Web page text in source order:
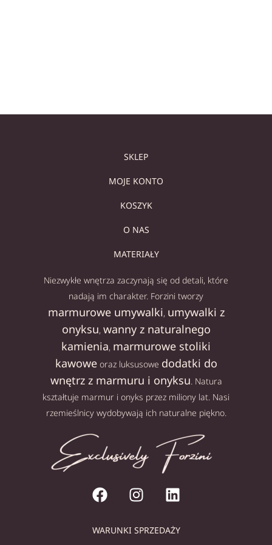
SKLEP
MOJE KONTO
KOSZYK
O NAS
MATERIAŁY
Niezwykłe wnętrza zaczynają się od detali, które
nadają im charakter. Forzini tworzy
marmurowe umywalki, umywalki z
onyksu, wanny z naturalnego
kamienia, marmurowe stoliki
kawoweoraz luksusowe dodatki do
wnętrz z marmuru i onyksu. Natura
kształtuje marmur i onyks przez miliony lat. Nasi
rzemieślnicy wydobywają ich naturalne piękno.
WARUNKI SPRZEDAŻY